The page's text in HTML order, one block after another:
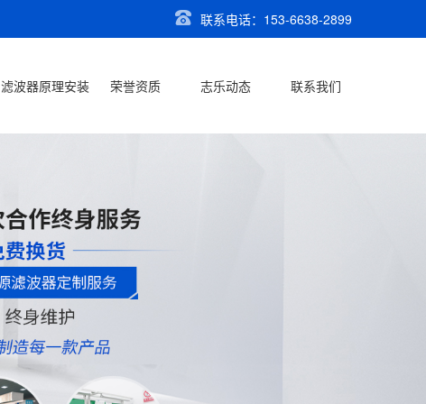
联系电话：153-6638-2899
滤波器原理安装 荣誉资质 志乐动态 联系我们